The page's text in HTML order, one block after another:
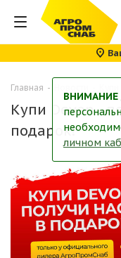
Главная -
Купи Devon -
подарок!
ВНИМАНИЕ
личном